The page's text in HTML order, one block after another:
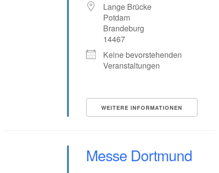
Lange Brücke
Potdam
Brandeburg
14467
Keine bevorstehenden
Veranstaltungen
WEITERE INFORMATIONEN
Messe Dortmund